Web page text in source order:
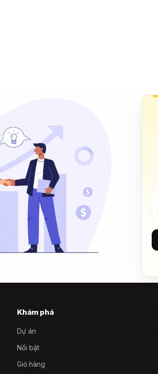
Khám phá
Dự án
Nổi bật
Giỏ hàng